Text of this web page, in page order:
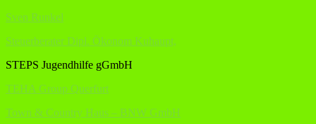
Sven Runkel
Steuerberater Dipl. Ökonom Kuhaupt,
STEPS Jugendhilfe gGmbH
TEHA Group Querfurt
Town & Country Haus – BNW GmbH